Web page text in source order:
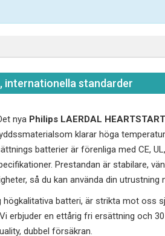
internationella standarder
nya Philips LAERDAL
klarar höga
batterier är förenliga med CE,
Prestandan är stabilare,
så du kan använda din
batteri, är strikta mot oss
erbjuder en ettårig fri ersättning och
dubbel försäkran.